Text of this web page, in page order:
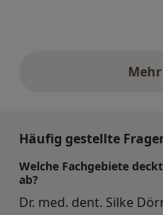
Häufig gestellte
Welche Fachgebiete
ab?
Dr. med. dent. Silke